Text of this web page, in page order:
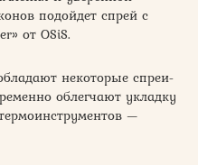
подойдет спрей с
от OSiS.
некоторые спреи-
облегчают укладку
—